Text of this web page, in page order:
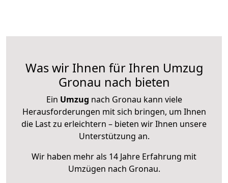
Was wir Ihnen für Ihren Umzug
Gronau nach bieten
Ein Umzug nach Gronau kann viele
Herausforderungen mit sich bringen, um Ihnen
die Last zu erleichtern – bieten wir Ihnen unsere
Unterstützung an.
Wir haben mehr als 14 Jahre Erfahrung mit
Umzügen nach Gronau.